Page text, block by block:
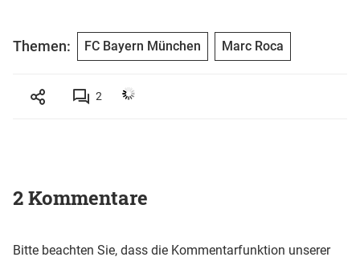
Themen: FC Bayern München Marc Roca
2
2 Kommentare
Bitte beachten Sie, dass die Kommentarfunktion unserer